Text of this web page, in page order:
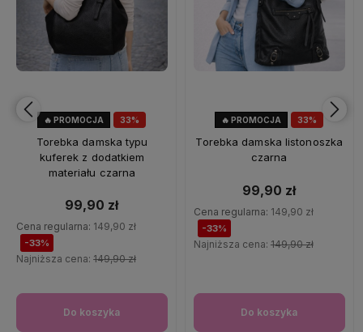
33%
🔥 PROMOCJA
Torebka damska typu
kuferek z dodatkiem
materiału czarna
99,90 zł
Cena regularna: 149,90 zł
-33%
Najniższa cena:149,90 zł
Do koszyka
33%
🔥 PROMOCJA
Torebka damska listonoszka
czarna
99,90 zł
Cena regularna: 149,90 zł
-33%
Najniższa cena: 149,90 zł
Do koszyka